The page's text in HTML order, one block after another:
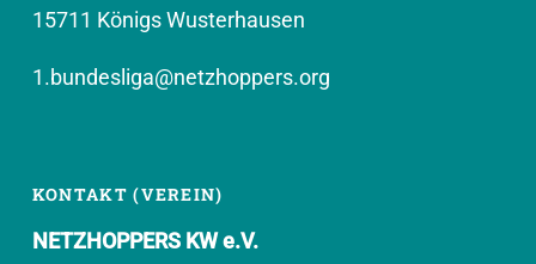
15711 Königs Wusterhausen
1.bundesliga@netzhoppers.org
KONTAKT (VEREIN)
NETZHOPPERS KW e.V.